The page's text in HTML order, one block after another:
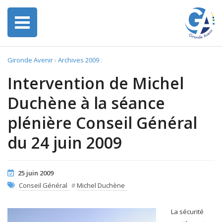
Gironde Avenir› Archives 2009 :
Intervention de Michel
Duchène à la séance
plénière Conseil Général
du 24 juin 2009
25 juin 2009
Conseil Général #Michel Duchène
La sécurité